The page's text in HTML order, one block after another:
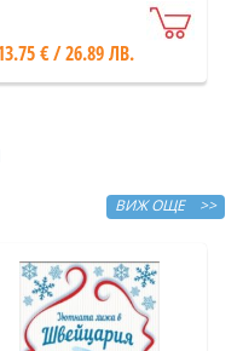
€ / 26.89 ЛВ.
ВИЖ ОЩЕ >>